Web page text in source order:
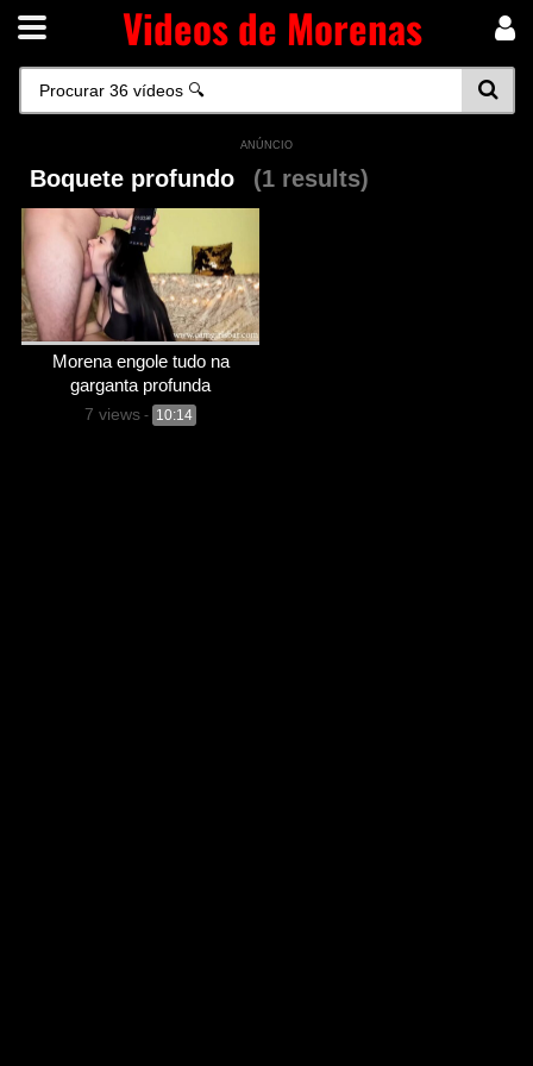
Videos de Morenas
ANÚNCIO
Boquete profundo (1 results)
Morena engole tudo na
garganta profunda
7 views - 10:14